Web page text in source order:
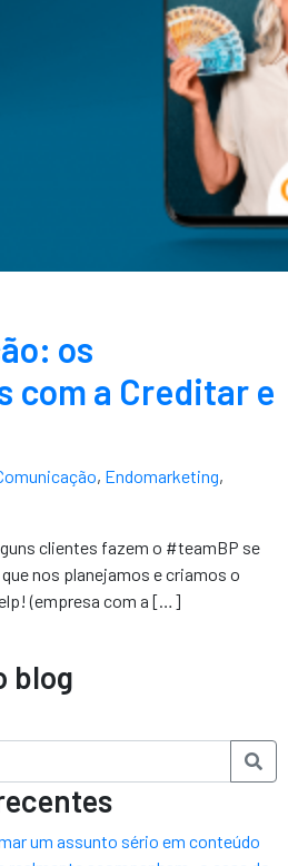
os
com a Creditar e
, Endomarketing,
clientes fazem o #teamBP se
nos planejamos e criamos o
(empresa com a […]
blog
um assunto sério em conteúdo